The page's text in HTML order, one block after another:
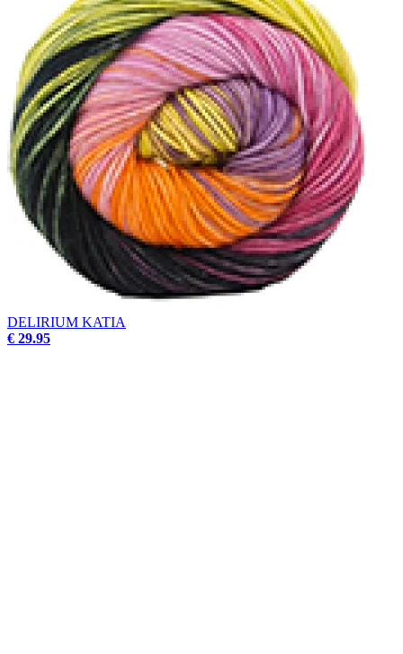
DELIRIUM KATIA
€ 29.95